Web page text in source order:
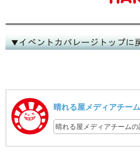
晴れる屋メディアチーム
晴れる屋メディアチームの